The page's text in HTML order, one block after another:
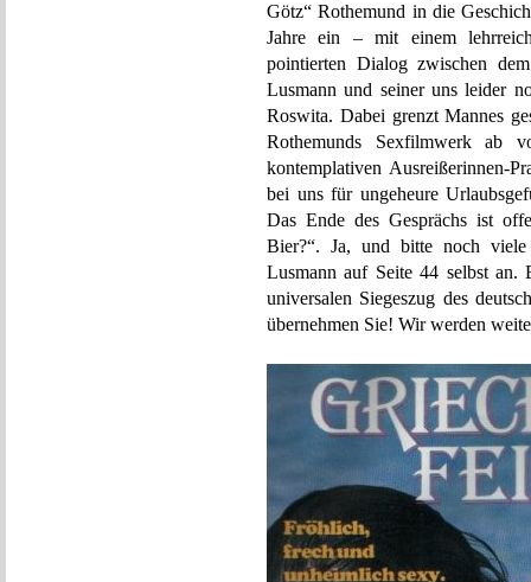
Götz“ Rothemund in die
Jahre ein – mit einem
pointierten Dialog zwischen
Lusmann und seiner uns leider
Roswita. Dabei grenzt Mannes
Rothemunds Sexfilmwerk ab
kontemplativen Ausreißerinnen-
bei uns für ungeheure
Das Ende des Gesprächs ist
Bier?“. Ja, und bitte noch
Lusmann auf Seite 44 selbst an.
universalen Siegeszug des
übernehmen Sie! Wir werden